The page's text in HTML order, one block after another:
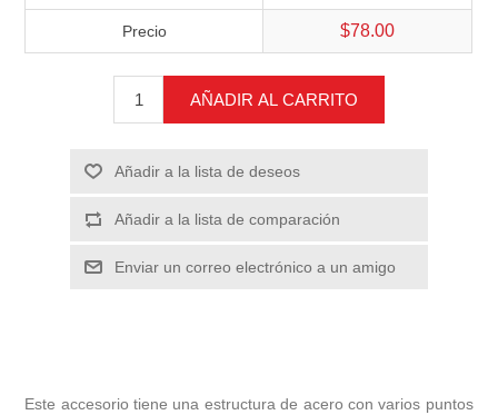
Precio $78.00
AÑADIR AL CARRITO
Añadir a la lista de deseos
Añadir a la lista de comparación
Enviar un correo electrónico a un amigo
Este accesorio tiene una estructura de acero con varios puntos